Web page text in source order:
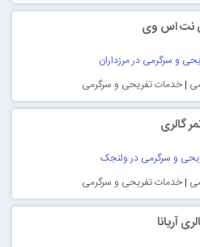
نت اس وی
و سرگرمی در مرزداران
|خدمات تفریحی و سرگرمی
گالری
و سرگرمی در ولنجک
|خدمات تفریحی و سرگرمی
آریانا